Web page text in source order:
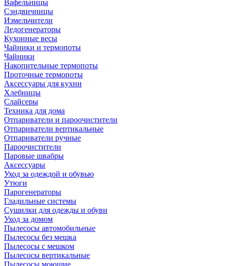
Вафельницы
Сэндвичницы
Измельчители
Ледогенераторы
Кухонные весы
Чайники и термопоты
Чайники
Накопительные термопоты
Проточные термопоты
Аксессуары для кухни
Хлебницы
Слайсеры
Техника для дома
Отпариватели и пароочистители
Отпариватели вертикальные
Отпариватели ручные
Пароочистители
Паровые швабры
Аксессуары
Уход за одеждой и обувью
Утюги
Парогенераторы
Гладильные системы
Сушилки для одежды и обуви
Уход за домом
Пылесосы автомобильные
Пылесосы без мешка
Пылесосы с мешком
Пылесосы вертикальные
Пылесосы моющие